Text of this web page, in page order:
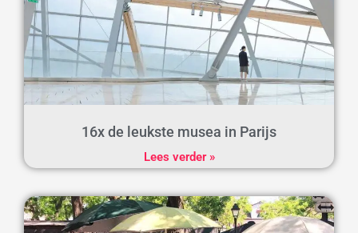
16x de leukste musea in Parijs
Lees verder »